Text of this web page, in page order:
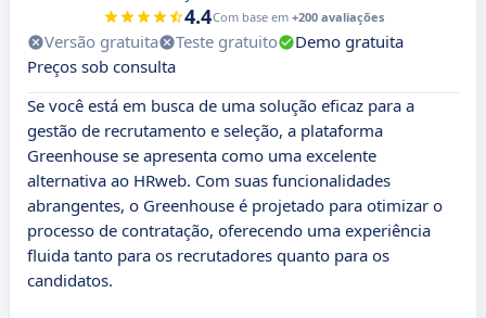
4.4Com base em +200 avaliações
Versão gratuita Teste gratuito
Demo gratuita
Preços sob consulta
Se você está em busca de uma solução eficaz para a
gestão de recrutamento e seleção, a plataforma
Greenhouse se apresenta como uma excelente
alternativa ao HRweb. Com suas funcionalidades
abrangentes, o Greenhouse é projetado para otimizar o
processo de contratação, oferecendo uma experiência
fluida tanto para os recrutadores quanto para os
candidatos.